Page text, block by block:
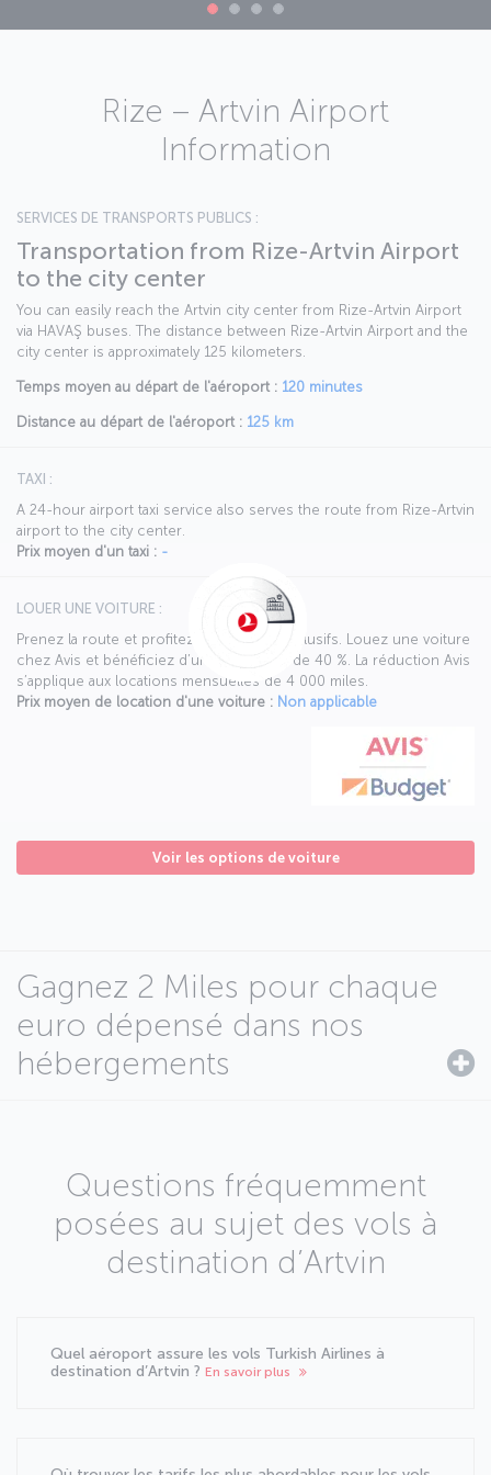
Rize – Artvin Airport
Information
SERVICES DE TRANSPORTS PUBLICS :
Transportation from Rize-Artvin Airport
to the city center
You can easily reach the Artvin city center from Rize-Artvin Airport
via HAVAŞ buses. The distance between Rize-Artvin Airport and the
city center is approximately 125 kilometers.
Temps moyen au départ de l'aéroport : 120 minutes
Distance au départ de l'aéroport : 125 km
TAXI :
A 24-hour airport taxi service also serves the route from Rize-Artvin
airport to the city center.
Prix moyen d'un taxi : -
LOUER UNE VOITURE :
Prenez la route et profitez d’avantages exclusifs. Louez une voiture
chez Avis et bénéficiez d’une réduction de 40 %. La réduction Avis
s’applique aux locations mensuelles de 4 000 miles.
Prix moyen de location d'une voiture : Non applicable
Voir les options de voiture
Gagnez 2 Miles pour chaque
euro dépensé dans nos
hébergements
Questions fréquemment
posées au sujet des vols à
destination d’Artvin
Quel aéroport assure les vols Turkish Airlines à
destination d’Artvin ? En savoir plus